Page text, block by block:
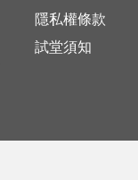
隱私權條款
試堂須知